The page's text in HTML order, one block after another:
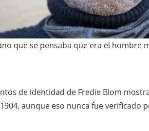
que se pensaba que era el hombre
de identidad de Fredie Blom
aunque eso nunca fue verificado